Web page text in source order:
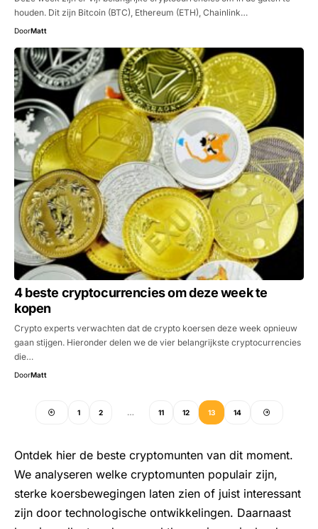
houden. Dit zijn Bitcoin (BTC), Ethereum (ETH), Chainlink…
DoorMatt
4 beste cryptocurrencies om deze week te
kopen
Crypto experts verwachten dat de crypto koersen deze week opnieuw
gaan stijgen. Hieronder delen we de vier belangrijkste cryptocurrencies
die…
DoorMatt
1 2 … 11 12 13 14
Ontdek hier de beste cryptomunten van dit moment.
We analyseren welke cryptomunten populair zijn,
sterke koersbewegingen laten zien of juist interessant
zijn door technologische ontwikkelingen. Daarnaast